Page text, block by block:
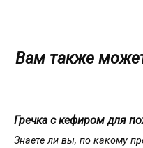
Вам также
Гречка с кефиром для
Знаете ли вы, по какому